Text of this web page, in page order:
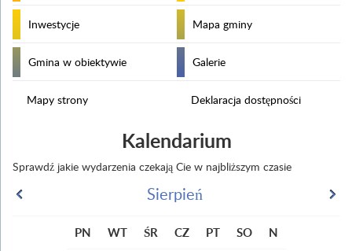
Inwestycje Mapa gminy
Gmina w obiektywie Galerie
Mapy strony Deklaracja dostępności
Kalendarium
Sprawdź jakie wydarzenia czekają Cie w najbliższym czasie
Sierpień
PN WT ŚR CZ PT SO N